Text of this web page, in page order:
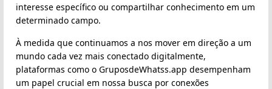
interesse específico ou compartilhar conhecimento em um
determinado campo.
À medida que continuamos a nos mover em direção a um
mundo cada vez mais conectado digitalmente,
plataformas como o GruposdeWhatss.app desempenham
um papel crucial em nossa busca por conexões